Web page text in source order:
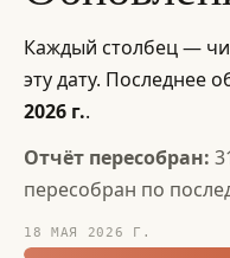
Каждый столбец —
эту дату. Последнее
2026 г..
Отчёт пересобран:
пересобран по
18 МАЯ 2026 Г.